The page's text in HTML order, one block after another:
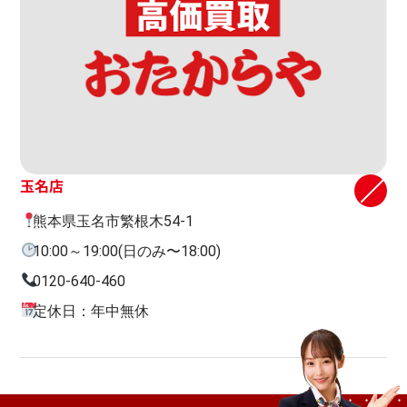
玉名店
熊本県玉名市繁根木54-1
10:00～19:00(日のみ〜18:00)
0120-640-460
定休日：年中無休